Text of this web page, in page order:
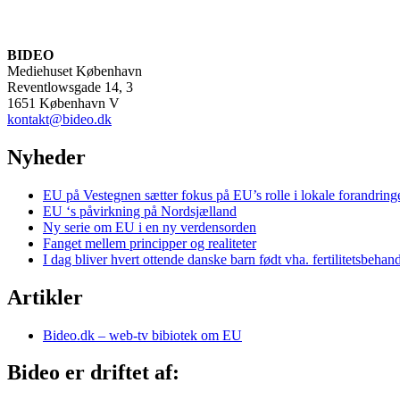
BIDEO
Mediehuset København
Reventlowsgade 14, 3
1651 København V
kontakt@bideo.dk
Nyheder
EU på Vestegnen sætter fokus på EU’s rolle i lokale
EU ‘s påvirkning på Nordsjælland
Ny serie om EU i en ny verdensorden
Fanget mellem principper og realiteter
I dag bliver hvert ottende danske barn født vha.
Artikler
Bideo.dk – web-tv bibiotek om EU
Bideo er driftet af: